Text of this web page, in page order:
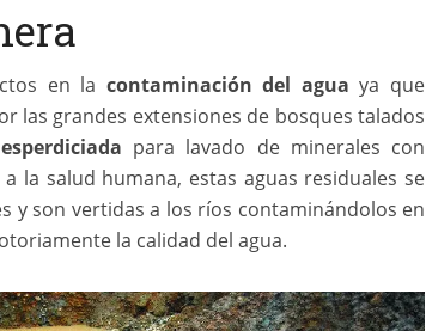
en la contaminación del agua ya que
las grandes extensiones de bosques talados
para lavado de minerales con
la salud humana, estas aguas residuales se
y son vertidas a los ríos contaminándolos en
la calidad del agua.